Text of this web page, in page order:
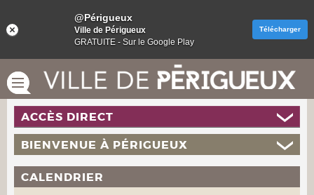
ACCÈS DIRECT
BIENVENUE À PÉRIGUEUX
CALENDRIER
@Périgueux
Ville de Périgueux
GRATUITE - Sur le Google Play
Télécharger